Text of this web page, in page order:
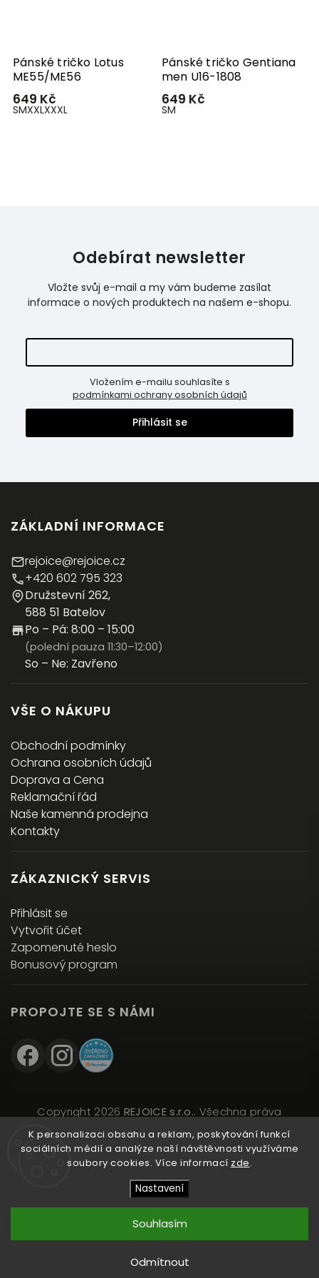
K personalizaci obsahu a reklam, poskytování funkcí
sociálních médií a analýze naší návštěvnosti využíváme
soubory cookies. Více informací zde.
Nastavení
Odmítnout
Souhlasím
Přidat do košíku
Pánské tričko Lotus
ME55/ME56
649 Kč
SMXXLXXXL
Pánské tričko Gentiana
men U16-1808
649 Kč
SM
Odebírat newsletter
Vložte svůj e-mail a my vám budeme zasílat
informace o nových produktech na našem e-shopu.
podmínkami ochrany osobních údajů
Přihlásit se
ZÁKLADNÍ INFORMACE
rejoice@rejoice.cz
+420 602 795 323
Družstevní 262,
588 51 Batelov
Po – Pá: 8:00 – 15:00
(polední pauza 11:30–12:00)
So – Ne: Zavřeno
VŠE O NÁKUPU
Obchodní podmínky
Ochrana osobních údajů
Doprava a Cena
Reklamační řád
Naše kamenná prodejna
Kontakty
ZÁKAZNICKÝ SERVIS
Přihlásit se
Vytvořit účet
Zapomenuté heslo
Bonusový program
PROPOJTE SE S NÁMI
Copyright 2026 REJOICE s.r.o.. Všechna práva
vyhrazena.
Upravit nastavení cookies
VytvořilShoptet| DesignShoptak.cz